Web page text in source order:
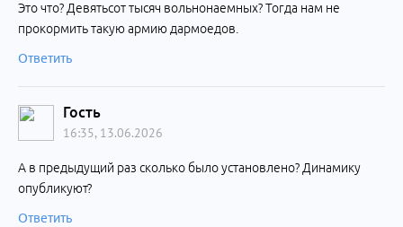
Это что? Девятьсот тысяч вольнонаемных? Тогда нам не
прокормить такую армию дармоедов.
Ответить
Гость
16:35, 13.06.2026
А в предыдущий раз сколько было установлено? Динамику
опубликуют?
Ответить